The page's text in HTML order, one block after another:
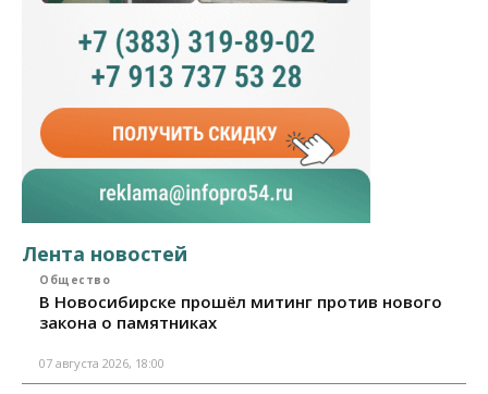
Лента новостей
Общество
В Новосибирске прошёл митинг против нового
закона о памятниках
07 августа 2026, 18:00